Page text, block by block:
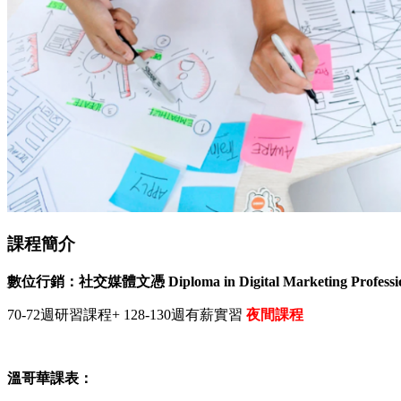
課程簡介
數位行銷：社交媒體文憑 Diploma in Digital Marketing
70-72週研習課程+ 128-130週有薪實習 夜間課程
溫哥華課表：